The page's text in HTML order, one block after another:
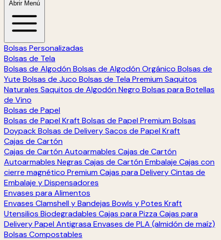
Abrir Menú
Bolsas Personalizadas
Bolsas de Tela
Bolsas de Algodón Bolsas de Algodón Orgánico Bolsas de
Yute Bolsas de Juco Bolsas de Tela Premium Saquitos
Naturales Saquitos de Algodón Negro Bolsas para Botellas
de Vino
Bolsas de Papel
Bolsas de Papel Kraft Bolsas de Papel Premium Bolsas
DoypackBolsas de DeliverySacos de Papel Kraft
Cajas de Cartón
Cajas de Cartón Autoarmables Cajas de Cartón
Autoarmables Negras Cajas de Cartón Embalaje Cajas con
cierre magnético Premium Cajas para DeliveryCintas de
Embalaje y Dispensadores
Envases para Alimentos
Envases Clamshell y Bandejas Bowls y Potes Kraft
Utensilios Biodegradables Cajas para Pizza Cajas para
DeliveryPapel Antigrasa Envases de PLA (almidón de maíz)
Bolsas Compostables